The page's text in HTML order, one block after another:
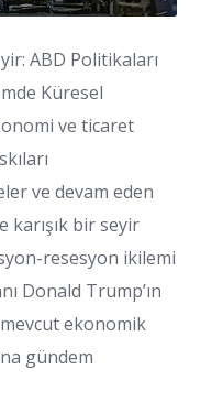
ABD Politikaları
Küresel
ve ticaret
ve devam eden
bir seyir
resesyon ikilemi
Donald Trump’ın
ekonomik
gündem